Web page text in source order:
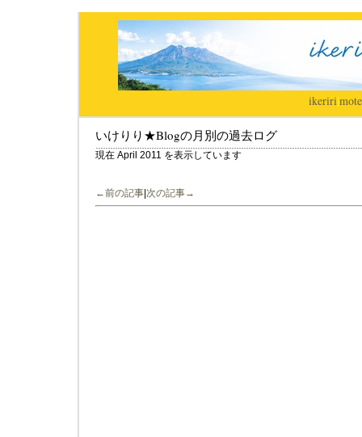
ikeriri|
いけりり★Blogの月別の過去ログ
現在 April 2011 を表示しています
←前の記事 次の記事→